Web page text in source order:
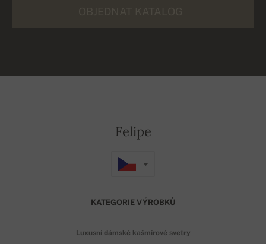
Felipe
KATEGORIE VÝROBKŮ
Luxusní dámské kašmírové svetry